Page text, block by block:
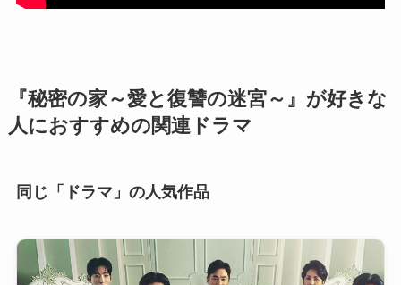
『秘密の家～愛と復讐の迷宮～』が好きな
人におすすめの関連ドラマ
同じ「ドラマ」の人気作品